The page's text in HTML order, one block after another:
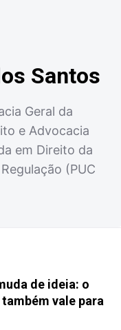
Santos
Geral da
e Advocacia
em Direito da
(PUC
de ideia: o
vale para